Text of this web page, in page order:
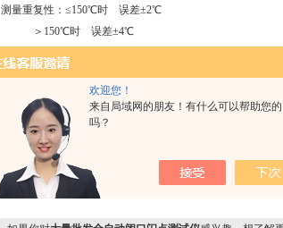
欢迎您！
来自局域网的朋友！有什么可以帮助您的
吗？
测量重复性：≤150℃时 误差±2℃
＞150℃时 误差±4℃
电 源：交流220V±10%，50Hz
SD-2000K型全自动闭口闪点测试仪
采用国家标准GB267-88和GB3536-83全自动开口闪点测
果，自动化程度高，人机对话能力强。该仪器具有自动升
测试过程全程自动化。